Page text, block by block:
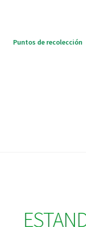
Puntos de recolección